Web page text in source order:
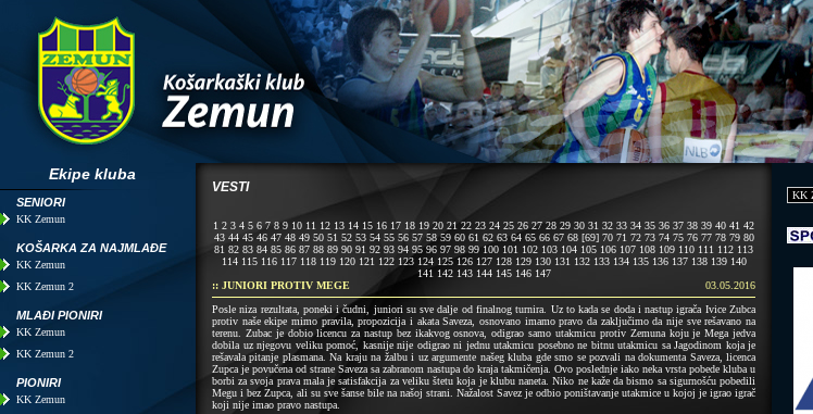
Ekipe kluba
SENIORI
KK Zemun
KOŠARKA ZA NAJMLAĐE
KK Zemun
KK Zemun 2
MLAĐI PIONIRI
KK Zemun
KK Zemun 2
PIONIRI
KK Zemun
VESTI
1 2 3 4 5 6 7 8 9 10 11 12 13 14 15 16 17 18 19 20 21 22 23 24 25 26 27 28 29 30 31 32 33 34 35 36 37 38 39 40 41 42
43 44 45 46 47 48 49 50 51 52 53 54 55 56 57 58 59 60 61 62 63 64 65 66 67 68[69] 70 71 72 73 74 75 76 77 78 79 80
81 82 83 84 85 86 87 88 89 90 91 92 93 94 95 96 97 98 99 100 101 102 103 104 105 106 107 108 109 110 111 112 113
114 115 116 117 118 119 120 121 122 123 124 125 126 127 128 129 130 131 132 133 134 135 136 137 138 139 140
141 142 143 144 145 146 147
:: JUNIORI PROTIV MEGE
03.05.2016
Posle niza rezultata, poneki i čudni, juniori su sve dalje od finalnog turnira. Uz to kada se doda i nastup igrača Ivice Zubca
protiv naše ekipe mimo pravila, propozicija i akata Saveza, osnovano imamo pravo da zaključimo da nije sve rešavano na
terenu. Zubac je dobio licencu za nastup bez ikakvog osnova, odigrao samo utakmicu protiv Zemuna koju je Mega jedva
dobila uz njegovu veliku pomoć, kasnije nije odigrao ni jednu utakmicu posebno ne bitnu utakmicu sa Jagodinom koja je
rešavala pitanje plasmana. Na kraju na žalbu i uz argumente našeg kluba gde smo se pozvali na dokumenta Saveza, licenca
Zupca je povučena od strane Saveza sa zabranom nastupa do kraja takmičenja. Ovo poslednje iako neka vrsta pobede kluba u
borbi za svoja prava mala je satisfakcija za veliku štetu koja je klubu naneta. Niko ne kaže da bismo sa sigurnošću pobedili
Megu i bez Zupca, ali su sve šanse bile na našoj strani. Nažalost Savez je odbio poništavanje utakmice u kojoj je igrao igrač
koji nije imao pravo nastupa.